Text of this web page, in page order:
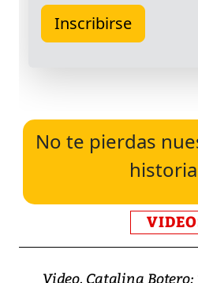
No te pierdas
Video, Catalina Botero: